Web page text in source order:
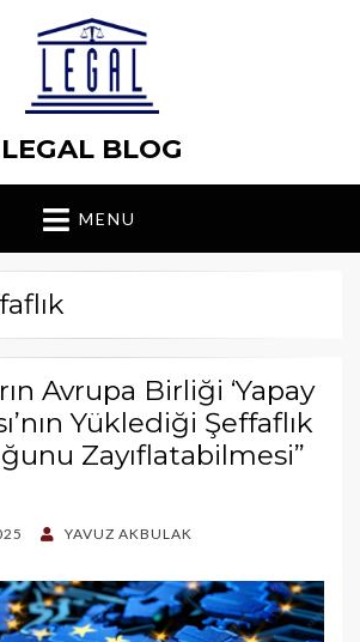
LEGAL BLOG
MENU
Avrupa Birliği ‘Yapay
Yüklediği Şeffaflık
Zayıflatabilmesi”
YAVUZ AKBULAK